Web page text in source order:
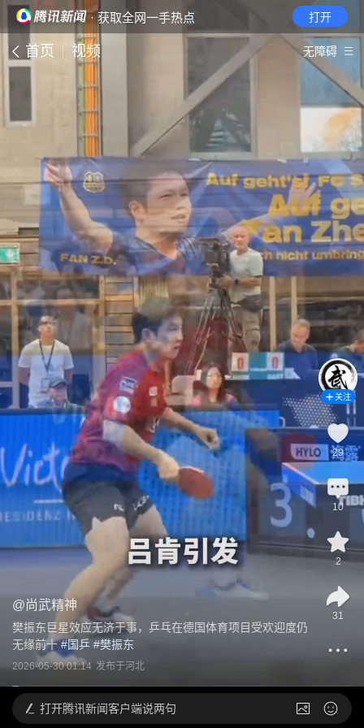
· 获取全网一手热点 打开
首页 视频 无障碍
@尚武精神
樊振东巨星效应无济于事，乒乓在德国体育项目受欢迎度仍
无缘前十 #国乒 #樊振东
2026-05-30 01:14 发布于河北
关注
29
10
2
31
打开腾讯新闻客户端说两句